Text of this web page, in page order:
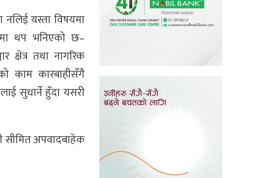
यस्ता विषयमा
थप भनिएको छ–
क्षेत्र तथा नागरिक
काम कारबाहीसँगै
सुधार्ने हुँदा यसरी
सीमित अपवादबाहेक